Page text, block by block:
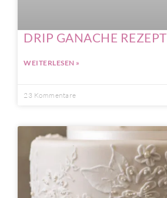
DRIP GANACHE REZEPT
WEITERLESEN »
23 Kommentare